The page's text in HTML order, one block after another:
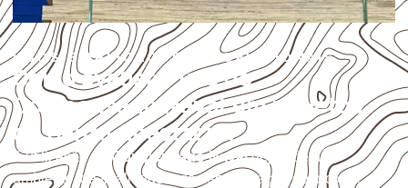
USOS E APLICAÇÕES PROFISSIONAIS
Como avaliar o uso do
Compensado Naval em projetos
de Santo Anastácio?
A utilização do Compensado Navaldepende do
ambiente, da finalidade e da especificação do projeto.